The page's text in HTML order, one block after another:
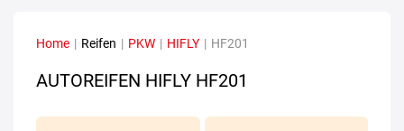
Home | Reifen | PKW | HIFLY | HF201
AUTOREIFEN HIFLY HF201